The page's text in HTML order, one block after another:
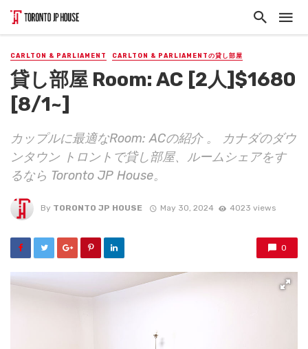
CARLTON & PARLIAMENT CARLTON & PARLIAMENTの貸し部屋
貸し部屋 Room: AC [2人]$1680
[8/1~]
カップルに最適なRoom: ACの紹介 。 カナダのダウ
ンタウン トロントで貸し部屋、ルームシェアをす
るなら Toronto JP House。
By TORONTO JP HOUSE May 30, 2024 4023 views
0